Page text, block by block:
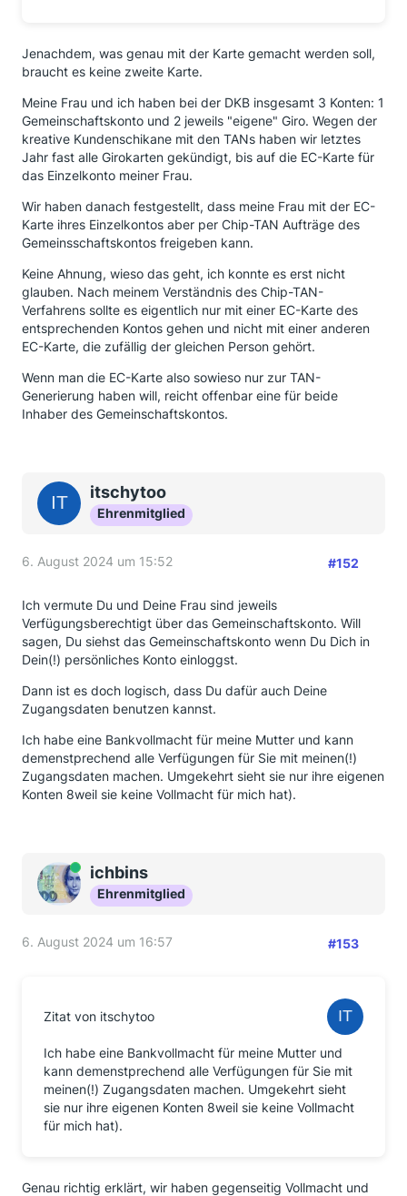
Jenachdem, was genau mit der Karte gemacht werden soll,
braucht es keine zweite Karte.
Meine Frau und ich haben bei der DKB insgesamt 3 Konten: 1
Gemeinschaftskonto und 2 jeweils "eigene" Giro. Wegen der
kreative Kundenschikane mit den TANs haben wir letztes
Jahr fast alle Girokarten gekündigt, bis auf die EC-Karte für
das Einzelkonto meiner Frau.
Wir haben danach festgestellt, dass meine Frau mit der EC-
Karte ihres Einzelkontos aber per Chip-TAN Aufträge des
Gemeinsschaftskontos freigeben kann.
Keine Ahnung, wieso das geht, ich konnte es erst nicht
glauben. Nach meinem Verständnis des Chip-TAN-
Verfahrens sollte es eigentlich nur mit einer EC-Karte des
entsprechenden Kontos gehen und nicht mit einer anderen
EC-Karte, die zufällig der gleichen Person gehört.
Wenn man die EC-Karte also sowieso nur zur TAN-
Generierung haben will, reicht offenbar eine für beide
Inhaber des Gemeinschaftskontos.
itschytoo
Ehrenmitglied
6. August 2024 um 15:52 #152
Ich vermute Du und Deine Frau sind jeweils
Verfügungsberechtigt über das Gemeinschaftskonto. Will
sagen, Du siehst das Gemeinschaftskonto wenn Du Dich in
Dein(!) persönliches Konto einloggst.
Dann ist es doch logisch, dass Du dafür auch Deine
Zugangsdaten benutzen kannst.
Ich habe eine Bankvollmacht für meine Mutter und kann
demenstprechend alle Verfügungen für Sie mit meinen(!)
Zugangsdaten machen. Umgekehrt sieht sie nur ihre eigenen
Konten 8weil sie keine Vollmacht für mich hat).
Onlineichbins
Ehrenmitglied
6. August 2024 um 16:57 #153
Zitat von itschytoo
Ich habe eine Bankvollmacht für meine Mutter und
kann demenstprechend alle Verfügungen für Sie mit
meinen(!) Zugangsdaten machen. Umgekehrt sieht
sie nur ihre eigenen Konten 8weil sie keine Vollmacht
für mich hat).
Genau richtig erklärt, wir haben gegenseitig Vollmacht und